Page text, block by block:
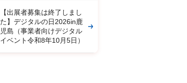
【出展者募集は終了しまし
た】デジタルの日2026in鹿
児島（事業者向けデジタル
イベント令和8年10月5日）